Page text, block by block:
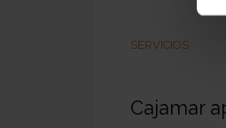
SERVICIOS
Cajamar